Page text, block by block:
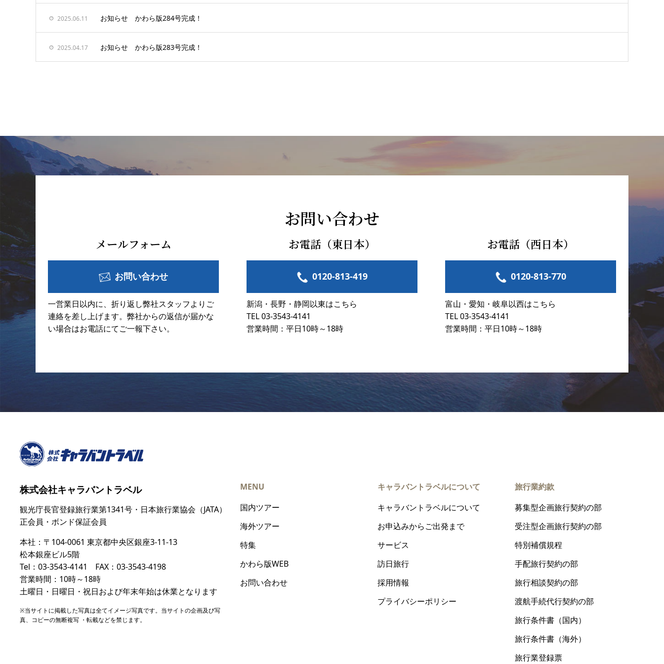
2025.06.11 お知らせ かわら版284号完成！
2025.04.17 お知らせ かわら版283号完成！
お問い合わせ
メールフォーム
お問い合わせ
一営業日以内に、折り返し弊社スタッフよりご
連絡を差し上げます。弊社からの返信が届かな
い場合はお電話にてご一報下さい。
お電話（東日本）
0120-813-419
新潟・長野・静岡以東はこちら
TEL 03-3543-4141
営業時間：平日10時～18時
お電話（西日本）
0120-813-770
富山・愛知・岐阜以西はこちら
TEL 03-3543-4141
営業時間：平日10時～18時
株式会社キャラバントラベル
観光庁長官登録旅行業第1341号・日本旅行業協会（JATA）
正会員・ボンド保証会員
本社：〒104-0061 東京都中央区銀座3-11-13
松本銀座ビル5階
Tel：03-3543-4141 FAX：03-3543-4198
営業時間：10時～18時
土曜日・日曜日・祝日および年末年始は休業となります
※当サイトに掲載した写真は全てイメージ写真です。当サイトの企画及び写
真、コピーの無断複写 ・転載などを禁じます。
MENU
国内ツアー
海外ツアー
特集
かわら版WEB
お問い合わせ
キャラバントラベルについて
キャラバントラベルについて
お申込みからご出発まで
サービス
訪日旅行
採用情報
プライバシーポリシー
旅行業約款
募集型企画旅行契約の部
受注型企画旅行契約の部
特別補償規程
手配旅行契約の部
旅行相談契約の部
渡航手続代行契約の部
旅行条件書（国内）
旅行条件書（海外）
旅行業登録票